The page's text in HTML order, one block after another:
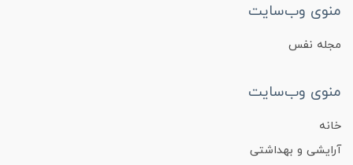
منوی وب‌سایت
مجله نفس
منوی وب‌سایت
خانه
آرایشی و بهداشتی